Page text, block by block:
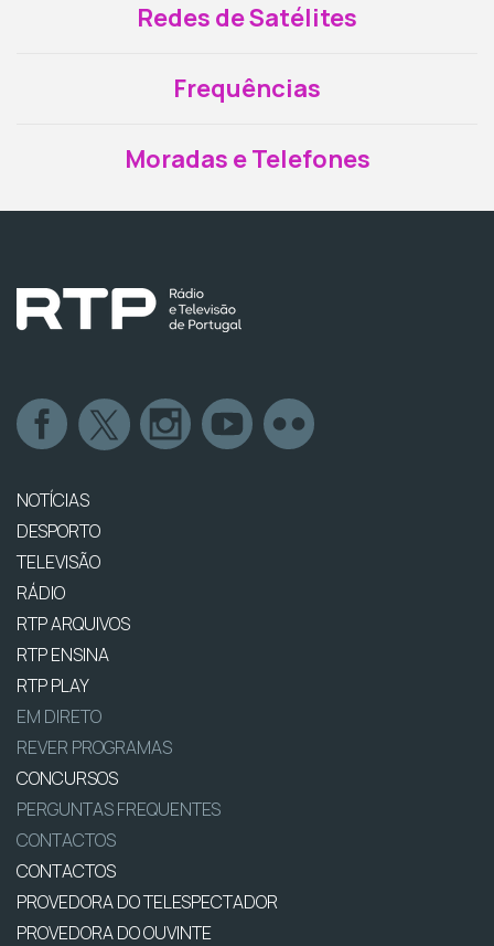
Redes de Satélites
Frequências
Moradas e Telefones
NOTÍCIAS
DESPORTO
TELEVISÃO
RÁDIO
RTP ARQUIVOS
RTP ENSINA
RTP PLAY
EM DIRETO
REVER PROGRAMAS
CONCURSOS
PERGUNTAS FREQUENTES
CONTACTOS
CONTACTOS
PROVEDORA DO TELESPECTADOR
PROVEDORA DO OUVINTE